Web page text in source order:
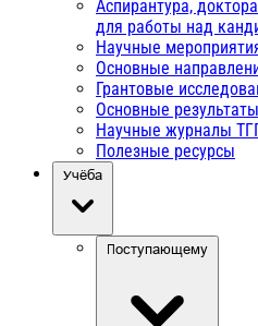
Аспирантура,
для работы над
Научные
Основные
Грантовые
Основные
Научные журналы
Полезные ресурсы
Учёба
Поступающему